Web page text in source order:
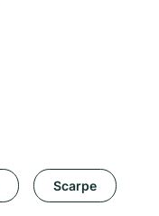
Scarpe